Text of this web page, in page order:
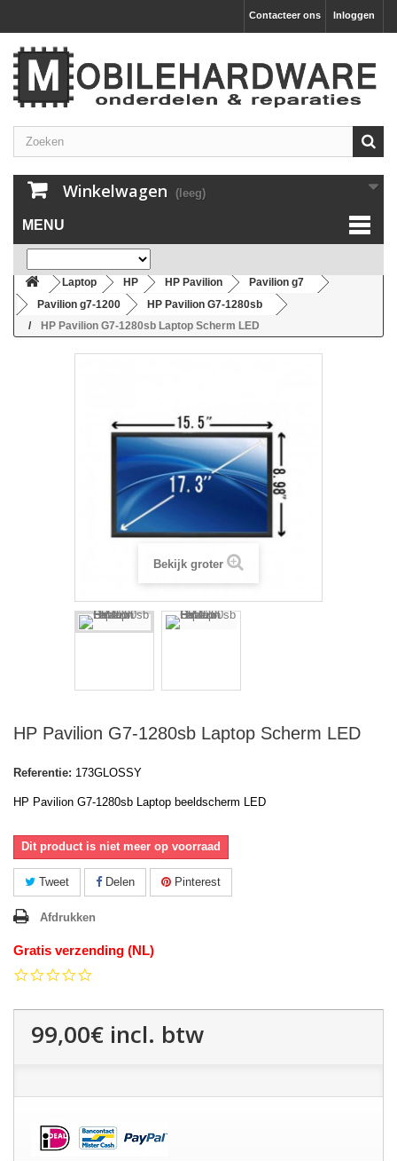
Inloggen
Contacteer ons
Winkelwagen (leeg)
MENU
Laptop HP HP Pavilion
Pavilion g7
Pavilion g7-1200
HP Pavilion G7-1280sb
HP Pavilion G7-1280sb Laptop Scherm LED
Bekijk groter
HP Pavilion G7-1280sb Laptop Scherm LED
Referentie: 173GLOSSY
HP Pavilion G7-1280sb Laptop beeldscherm LED
Dit product is niet meer op voorraad
Tweet Delen Pinterest
Afdrukken
Gratis verzending (NL)
99,00€ incl. btw